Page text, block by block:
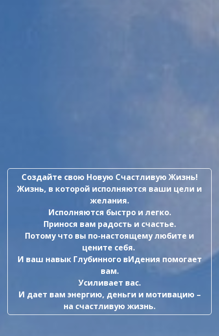
Создайте свою Новую Счастливую Жизнь!
Жизнь, в которой исполняются ваши цели и
желания.
Исполняются быстро и легко.
Принося вам радость и счастье.
Потому что вы по-настоящему любите и
цените себя.
И ваш навык Глубинного вИдения помогает
вам.
Усиливает вас.
И дает вам энергию, деньги и мотивацию –
на счастливую жизнь.